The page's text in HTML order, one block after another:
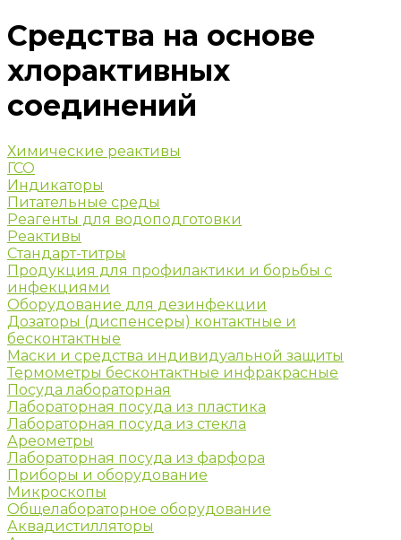
Средства на основе
хлорактивных
соединений
Химические реактивы
ГСО
Индикаторы
Питательные среды
Реагенты для водоподготовки
Реактивы
Стандарт-титры
Продукция для профилактики и борьбы с
инфекциями
Оборудование для дезинфекции
Дозаторы (диспенсеры) контактные и
бесконтактные
Маски и средства индивидуальной защиты
Термометры бесконтактные инфракрасные
Посуда лабораторная
Лабораторная посуда из пластика
Лабораторная посуда из стекла
Ареометры
Лабораторная посуда из фарфора
Приборы и оборудование
Микроскопы
Общелабораторное оборудование
Аквадистилляторы